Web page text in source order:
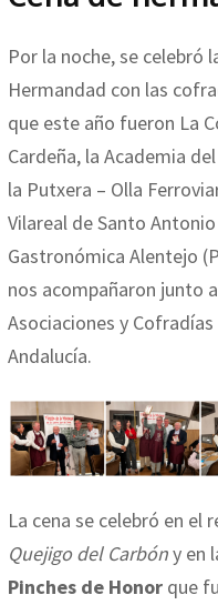
Por la noche, se celebró
Hermandad con las
que este año fueron La
Cardeña, la Academia
la Putxera – Olla
Vilareal de Santo
Gastronómica Alentejo
nos acompañaron junto
Asociaciones y
Andalucía.
La cena se celebró en
Quejigo del Carbóny en
Pinches de Honor que